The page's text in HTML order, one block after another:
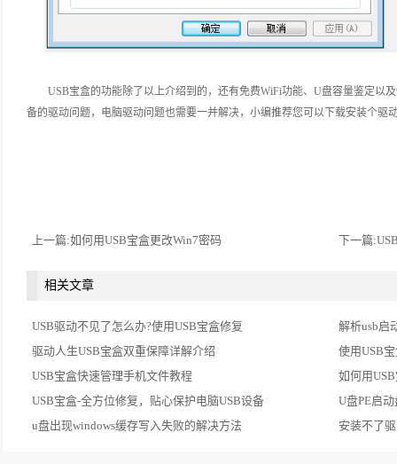
USB宝盒的功能除了以上介绍到的，还有免费WiFi功能、U盘容量鉴定以
备的驱动问题，电脑驱动问题也需要一并解决，小编推荐您可以下载安装个驱
上一篇:如何用USB宝盒更改Win7密码 下一篇
相关文章
USB驱动不见了怎么办?使用USB宝盒修复
解析usb启
驱动人生USB宝盒双重保障详解介绍
使用USB
USB宝盒快速管理手机文件教程
如何用
USB宝盒-全方位修复，贴心保护电脑USB设备
U盘PE启
u盘出现windows缓存写入失败的解决方法
安装不了